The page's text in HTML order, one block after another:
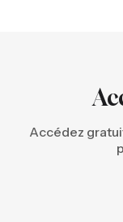
Accédez